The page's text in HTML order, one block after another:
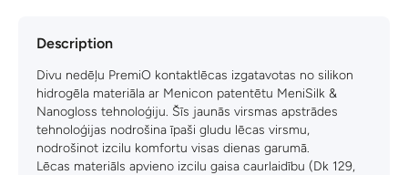
Description
Divu nedēļu PremiO kontaktlēcas izgatavotas no silikon
hidrogēla materiāla ar Menicon patentētu MeniSilk &
Nanogloss tehnoloģiju. Šīs jaunās virsmas apstrādes
tehnoloģijas nodrošina īpaši gludu lēcas virsmu,
nodrošinot izcilu komfortu visas dienas garumā.
Lēcas materiāls apvieno izcilu gaisa caurlaidību (Dk 129,